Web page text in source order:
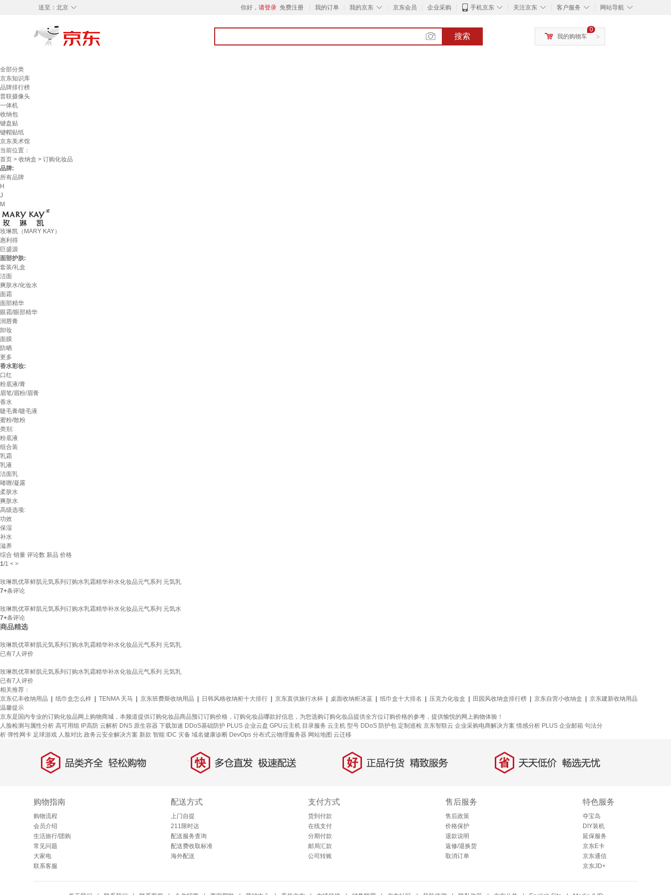
◇
送至： 北京 你好， 请登录 免费注册 我的订单 ◇
我的京东 京东会员 企业采购 ◇
手机京东 ◇
关注京东 ◇
客户服务 ◇
网站导航
搜索 >
0
我的购物车
全部分类
京东知识库
品牌排行榜
普联摄像头
一体机
收纳包
键盘贴
键帽贴纸
京东美术馆
当前位置：
首页 > 收纳盒 > 订购化妆品
品牌:
所有品牌
H
J
M
玫琳凯（MARY KAY）
惠利得
巨盛源
面部护肤:
套装/礼盒
洁面
爽肤水/化妆水
面霜
面部精华
眼霜/眼部精华
润唇膏
卸妆
面膜
防晒
更多
香水彩妆:
口红
粉底液/膏
眉笔/眉粉/眉膏
香水
睫毛膏/睫毛液
蜜粉/散粉
类别:
粉底液
组合装
乳霜
乳液
洁面乳
啫喱/凝露
柔肤水
爽肤水
高级选项:
功效
保湿
补水
滋养
综合 销量 评论数 新品 价格
1/1 < >
玫琳凯优萃鲜肌元気系列订购水乳霜精华补水化妆品元气系列 元気乳
7+条评论
玫琳凯优萃鲜肌元気系列订购水乳霜精华补水化妆品元气系列 元気水
7+条评论
商品精选
玫琳凯优萃鲜肌元気系列订购水乳霜精华补水化妆品元气系列 元気乳
已有7 人评价
玫琳凯优萃鲜肌元気系列订购水乳霜精华补水化妆品元气系列 元気乳
已有7 人评价
相关推荐：
京东亿丰收纳用品
纸巾盒怎么样 TENMA 天马 京东班费斯收纳用品 日韩风格收纳柜十大排行 京东直供旅行水杯 桌面收纳柜冰蓝 纸巾盒十大排名 压克力化妆盒 田园风收纳盒排行榜 京东自营小收纳盒
京东建新收纳用品
温馨提示
京东是国内专业的订购化妆品网上购物商城，本频道提供订购化妆品商品预订订购价格，订购化妆品哪款好信息，为您选购订购化妆品提供全方位订购价格的参考，提供愉悦的网上购物体验！
人脸检测与属性分析 高可用组 IP高防 云解析 DNS 原生容器 下载加速 DDoS基础防护 PLUS 企业云盘 GPU云主机 目录服务 云主机 型号 DDoS 防护包 定制巡检 京东智联云 企业采购电商解决方案 情感分析 PLUS 企业邮箱 句法分
析 弹性网卡 足球游戏 人脸对比 政务云安全解决方案 新款 智能 IDC 灾备 域名健康诊断 DevOps 分布式云物理服务器 网站地图 云迁移
多 品类齐全，轻松购物 快 多仓直发，极速配送 好 正品行货，精致服务 省 天天低价，畅选无忧
购物指南
购物流程
会员介绍
生活旅行/团购
常见问题
大家电
联系客服
配送方式
上门自提
211限时达
配送服务查询
配送费收取标准
海外配送
支付方式
货到付款
在线支付
分期付款
邮局汇款
公司转账
售后服务
售后政策
价格保护
退款说明
返修/退换货
取消订单
特色服务
夺宝岛
DIY装机
延保服务
京东E卡
京东通信
京东JD+